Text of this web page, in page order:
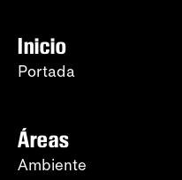
Inicio
Portada
Áreas
Ambiente